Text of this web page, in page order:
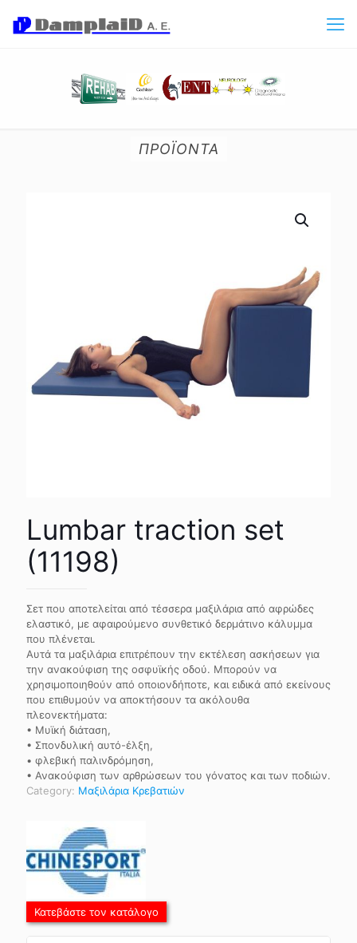
ΠΡΟΪΟΝΤΑ
Lumbar traction set
(11198)
Σετ που αποτελείται από τέσσερα μαξιλάρια από αφρώδες
ελαστικό, με αφαιρούμενο συνθετικό δερμάτινο κάλυμμα
που πλένεται.
Αυτά τα μαξιλάρια επιτρέπουν την εκτέλεση ασκήσεων για
την ανακούφιση της οσφυϊκής οδού. Μπορούν να
χρησιμοποιηθούν από οποιονδήποτε, και ειδικά από εκείνους
που επιθυμούν να αποκτήσουν τα ακόλουθα
πλεονεκτήματα:
• Μυϊκή διάταση,
• Σπονδυλική αυτό-έλξη,
• φλεβική παλινδρόμηση,
• Ανακούφιση των αρθρώσεων του γόνατος και των ποδιών.
Category: Μαξιλάρια Κρεβατιών
Κατεβάστε τον κατάλογο